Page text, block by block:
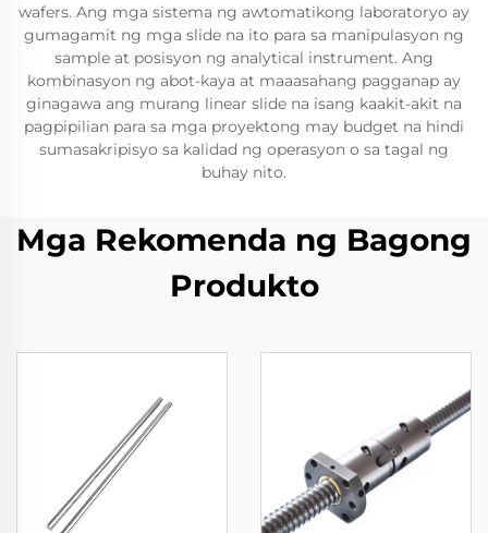
wafers. Ang mga sistema ng awtomatikong laboratoryo ay
gumagamit ng mga slide na ito para sa manipulasyon ng
sample at posisyon ng analytical instrument. Ang
kombinasyon ng abot-kaya at maaasahang pagganap ay
ginagawa ang murang linear slide na isang kaakit-akit na
pagpipilian para sa mga proyektong may budget na hindi
sumasakripisyo sa kalidad ng operasyon o sa tagal ng
buhay nito.
Mga Rekomenda ng Bagong
Produkto